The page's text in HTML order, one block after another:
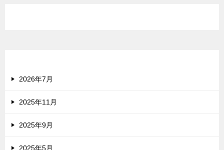
2026年7月
2025年11月
2025年9月
2025年5月